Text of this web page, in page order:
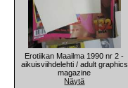
Erotiikan Maailma 1990 nr 2 -
aikuisviihdelehti / adult graphics
magazine
Näytä